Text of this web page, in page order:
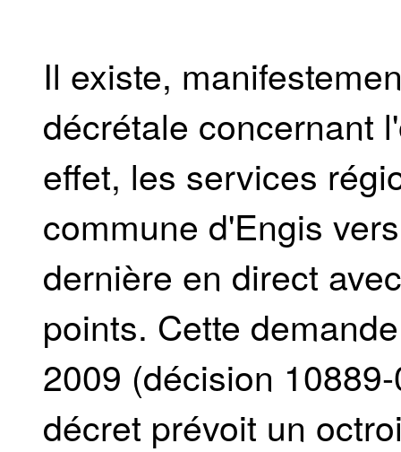
Il existe,
décrétale concernant
effet, les services
commune d'Engis
dernière en direct
points. Cette
2009 (décision
décret prévoit un